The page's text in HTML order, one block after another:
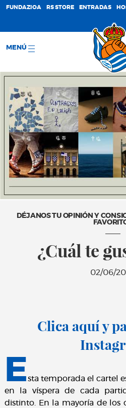
FUNDAZIOA RS STORE ENTRADAS
MENÚ
DÉJANOS TU OPINIÓN Y
¿Cuál te
02/06/
Clica aquí y
Esta temporada el cartel
en la víspera de cada
distinto. En la mayoría de los